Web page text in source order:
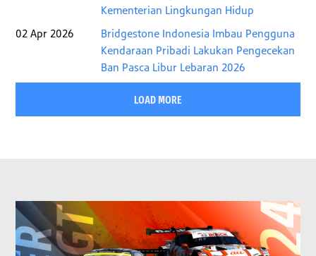
Kementerian Lingkungan Hidup
02 Apr 2026
Bridgestone Indonesia Imbau Pengguna
Kendaraan Pribadi Lakukan Pengecekan
Ban Pasca Libur Lebaran 2026
LOAD MORE